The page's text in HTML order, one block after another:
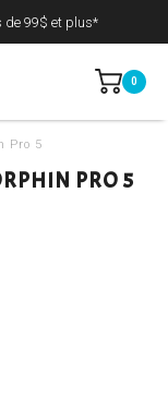
de 99$ et plus*
0
Pro 5
PRO 5